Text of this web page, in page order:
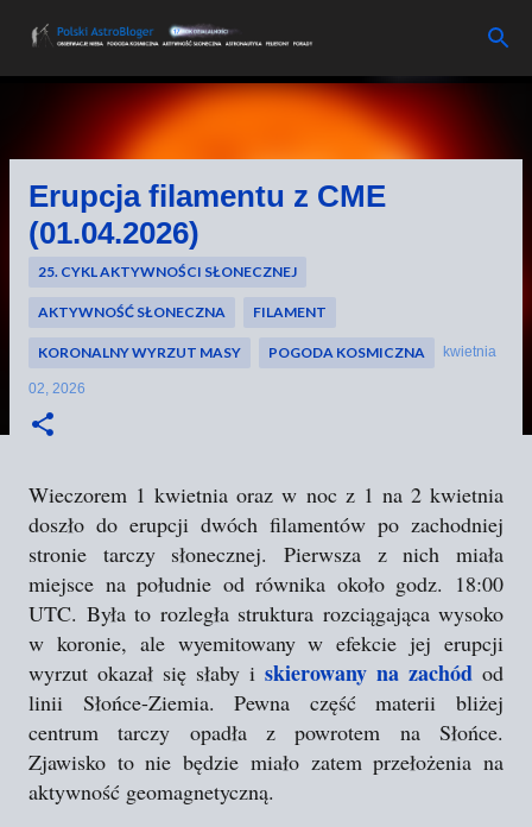
Przejdź do głównej zawartości
Erupcja filamentu z CME
(01.04.2026)
25. CYKL AKTYWNOŚCI SŁONECZNEJ
AKTYWNOŚĆ SŁONECZNA FILAMENT
KORONALNY WYRZUT MASY POGODA KOSMICZNA kwietnia
02, 2026
Wieczorem 1 kwietnia oraz w noc z 1 na 2 kwietnia
doszło do erupcji dwóch filamentów po zachodniej
stronie tarczy słonecznej. Pierwsza z nich miała
miejsce na południe od równika około godz. 18:00
UTC. Była to rozległa struktura rozciągająca wysoko
w koronie, ale wyemitowany w efekcie jej erupcji
wyrzut okazał się słaby i skierowany na zachód od
linii Słońce-Ziemia. Pewna część materii bliżej
centrum tarczy opadła z powrotem na Słońce.
Zjawisko to nie będzie miało zatem przełożenia na
aktywność geomagnetyczną.